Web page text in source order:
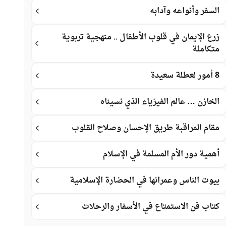
السفر وأنواعه وآدابه
زرع الإيمان في قلوب الأطفال .. منهجية تربوية
متكاملة
8 أمور لعطلة سعيدة
الخازن … عالم الفيزياء الذي نسيناه
مقام المراقبة طريق الإحسان وصلاح القلوب
أهمية دور الأم المسلمة في الإسلام
بيوت الناس وعمرانها في الحضارة الإسلامية
كتاب فن الاستمتاع في الأسفار والرحلات